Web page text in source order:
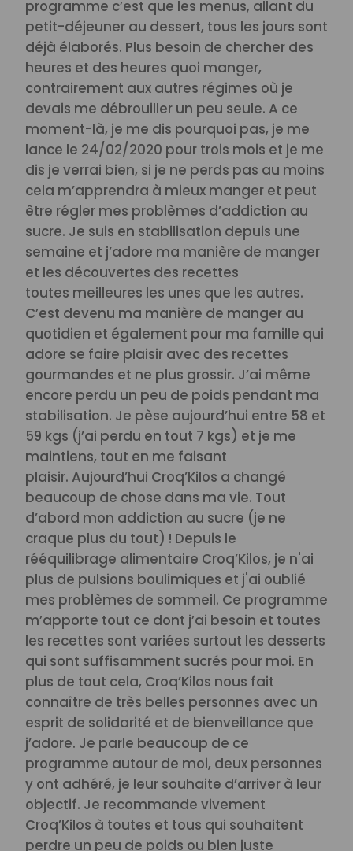
programme c’est que les menus, allant du
petit-déjeuner au dessert, tous les jours sont
déjà élaborés. Plus besoin de chercher des
heures et des heures quoi manger,
contrairement aux autres régimes où je
devais me débrouiller un peu seule. A ce
moment-là, je me dis pourquoi pas, je me
lance le 24/02/2020 pour trois mois et je me
dis je verrai bien, si je ne perds pas au moins
cela m’apprendra à mieux manger et peut
être régler mes problèmes d’addiction au
sucre. Je suis en stabilisation depuis une
semaine et j’adore ma manière de manger
et les découvertes des recettes
toutes meilleures les unes que les autres.
C’est devenu ma manière de manger au
quotidien et également pour ma famille qui
adore se faire plaisir avec des recettes
gourmandes et ne plus grossir. J’ai même
encore perdu un peu de poids pendant ma
stabilisation. Je pèse aujourd’hui entre 58 et
59 kgs (j’ai perdu en tout 7 kgs) et je me
maintiens, tout en me faisant
plaisir. Aujourd’hui Croq’Kilos a changé
beaucoup de chose dans ma vie. Tout
d’abord mon addiction au sucre (je ne
craque plus du tout) ! Depuis le
rééquilibrage alimentaire Croq’Kilos, je n'ai
plus de pulsions boulimiques et j'ai oublié
mes problèmes de sommeil. Ce programme
m’apporte tout ce dont j’ai besoin et toutes
les recettes sont variées surtout les desserts
qui sont suffisamment sucrés pour moi. En
plus de tout cela, Croq’Kilos nous fait
connaître de très belles personnes avec un
esprit de solidarité et de bienveillance que
j’adore. Je parle beaucoup de ce
programme autour de moi, deux personnes
y ont adhéré, je leur souhaite d’arriver à leur
objectif. Je recommande vivement
Croq’Kilos à toutes et tous qui souhaitent
perdre un peu de poids ou bien juste